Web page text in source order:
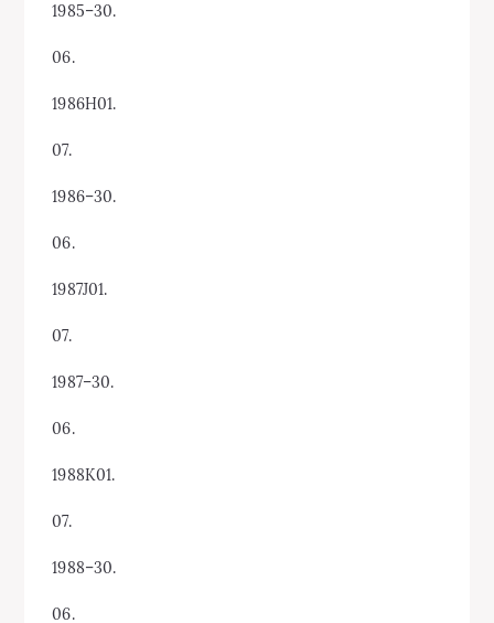
1985–30.
06.
1986H01.
07.
1986–30.
06.
1987J01.
07.
1987–30.
06.
1988K01.
07.
1988–30.
06.